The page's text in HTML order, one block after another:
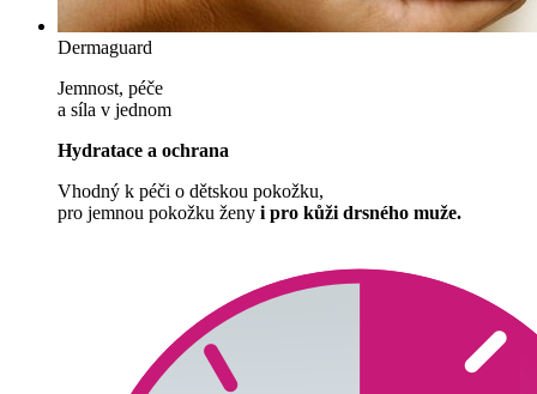
Dermaguard
Jemnost, péče
a síla v jednom
Hydratace a ochrana
Vhodný k péči o dětskou pokožku,
pro jemnou pokožku ženy i pro kůži drsného muže.